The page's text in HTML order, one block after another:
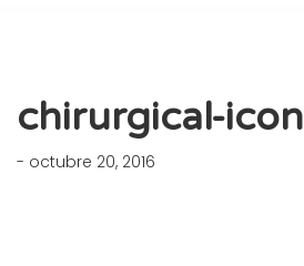
chirurgical-icon
- octubre 20, 2016